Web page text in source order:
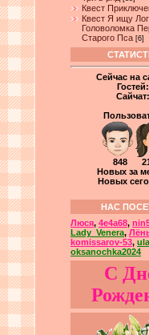
Квест
Квест Я ищу
Головоломка
Старого Пса [6]
Сейчас на
Гостей:
Сайчат:
848
Новых за
Новых
НАС
Люся, 4e4a68,
Lady_Venera,
komissarov-53,
oksanochka2024
С